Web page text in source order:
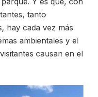
tanto
hay cada vez más
ambientales y el
causan en el